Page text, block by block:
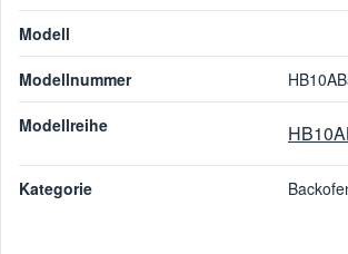
Modell
Modellnummer
Modellreihe
Kategorie